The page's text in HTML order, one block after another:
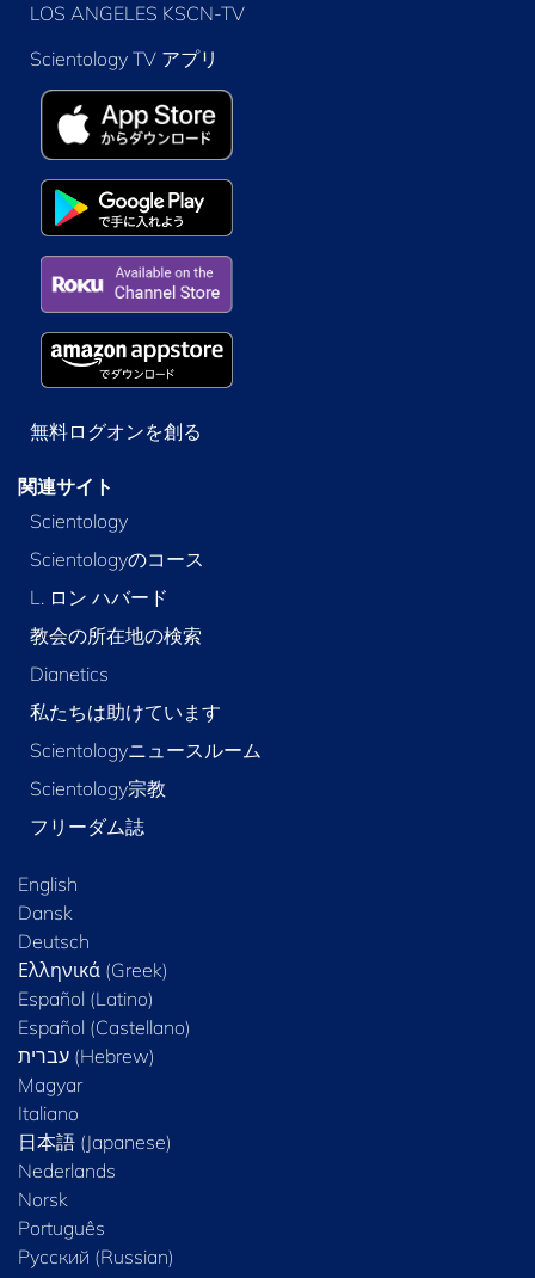
LOS ANGELES KSCN-TV
Scientology TV アプリ
無料ログオンを創る
関連サイト
Scientology
Scientologyのコース
L. ロン ハバード
教会の所在地の検索
Dianetics
私たちは助けています
Scientologyニュースルーム
Scientology宗教
フリーダム誌
English
Dansk
Deutsch
Ελληνικά (Greek)
Español (Latino)
Español (Castellano)
Magyar
Italiano
日本語 (Japanese)
Nederlands
Norsk
Português
Русский (Russian)